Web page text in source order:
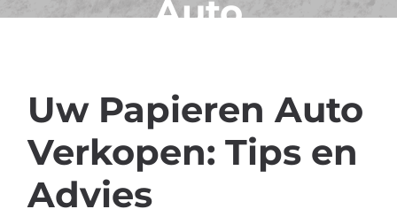
Auto
Uw Papieren Auto
Verkopen: Tips en
Advies